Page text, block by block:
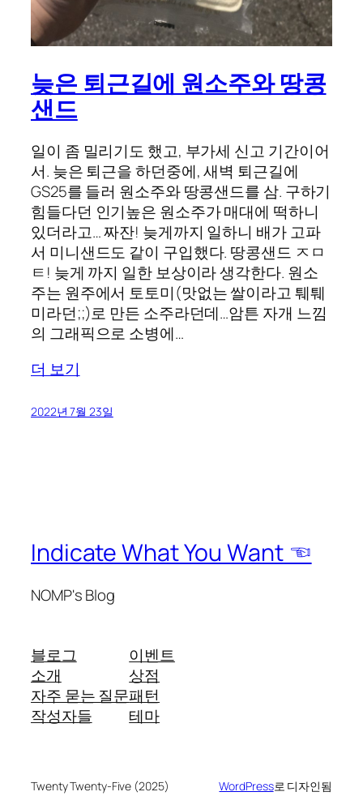
늦은 퇴근길에 원소주와 땅콩
샌드
일이 좀 밀리기도 했고, 부가세 신고 기간이어
서. 늦은 퇴근을 하던중에, 새벽 퇴근길에
GS25를 들러 원소주와 땅콩샌드를 삼. 구하기
힘들다던 인기높은 원소주가 매대에 떡하니
있더라고… 짜잔! 늦게까지 일하니 배가 고파
서 미니샌드도 같이 구입했다. 땅콩샌드 ㅈㅁ
ㅌ! 늦게 까지 일한 보상이라 생각한다. 원소
주는 원주에서 토토미(맛없는 쌀이라고 퉤퉤
미라던;;)로 만든 소주라던데…암튼 자개 느낌
의 그래픽으로 소병에…
더 보기
2022년 7월 23일
Indicate What You Want ☜
NOMP's Blog
블로그
소개
자주 묻는 질문
작성자들
이벤트
상점
패턴
테마
Twenty Twenty-Five (2025) WordPress로 디자인됨